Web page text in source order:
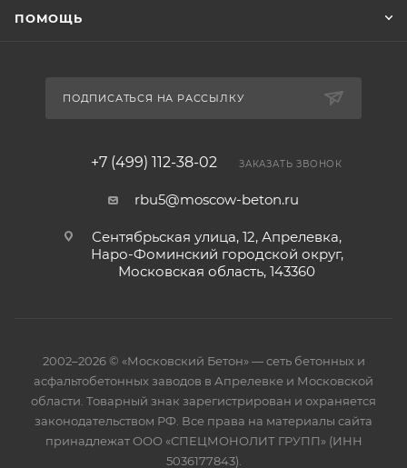
ПОМОЩЬ
ПОДПИСАТЬСЯ НА РАССЫЛКУ
+7 (499) 112-38-02 ЗАКАЗАТЬ ЗВОНОК
rbu5@moscow-beton.ru
Сентябрьская улица, 12, Апрелевка,
Наро-Фоминский городской округ,
Московская область, 143360
2002–2026 © «Московский Бетон» — сеть бетонных и
асфальтобетонных заводов в Апрелевке и Московской
области. Товарный знак зарегистрирован и охраняется
законодательством РФ. Все права на материалы сайта
принадлежат ООО «СПЕЦМОНОЛИТ ГРУПП» (ИНН
5036177843).